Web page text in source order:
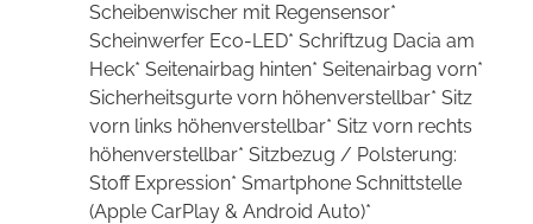
Scheibenwischer mit Regensensor*
Scheinwerfer Eco-LED* Schriftzug Dacia am
Heck* Seitenairbag hinten* Seitenairbag vorn*
Sicherheitsgurte vorn höhenverstellbar* Sitz
vorn links höhenverstellbar* Sitz vorn rechts
höhenverstellbar* Sitzbezug / Polsterung:
Stoff Expression* Smartphone Schnittstelle
(Apple CarPlay & Android Auto)*